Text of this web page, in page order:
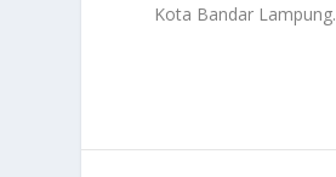
Kota Bandar Lampung.